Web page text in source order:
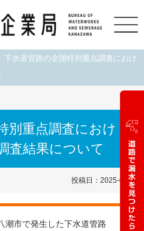
下水道管路の全国特別重点調査におけ
別重点調査におけ
査結果について
投稿日：2025-09-18
市で発生した下水道管路